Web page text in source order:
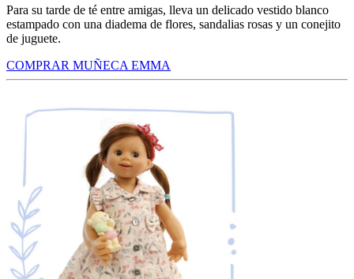
Para su tarde de té entre amigas, lleva un delicado vestido blanco
estampado con una diadema de flores, sandalias rosas y un conejito
de juguete.
COMPRAR MUÑECA EMMA